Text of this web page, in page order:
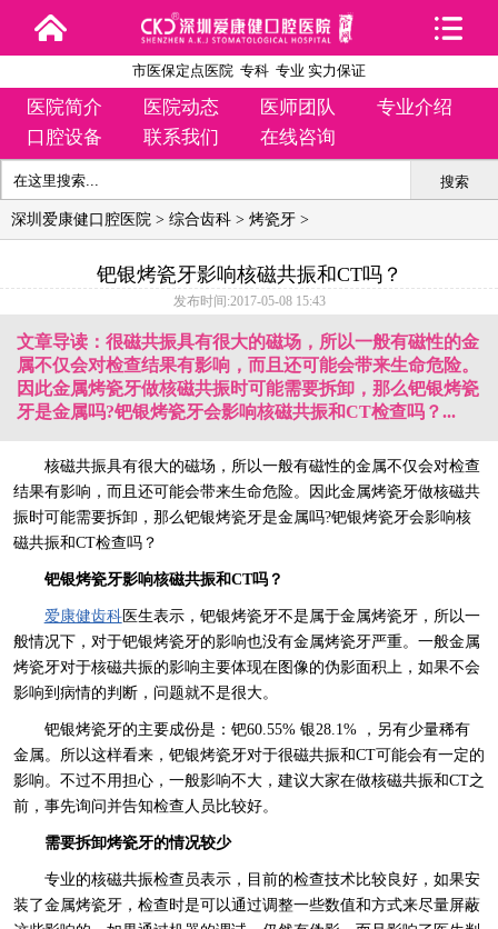
市医保定点医院 专科 专业 实力保证
医院简介 医院动态 医师团队
专业介绍
口腔设备
联系我们 在线咨询
搜索
深圳爱康健口腔医院 > 综合齿科 > 烤瓷牙 >
钯银烤瓷牙影响核磁共振和CT吗？
发布时间:2017-05-08 15:43
文章导读：很磁共振具有很大的磁场，所以一般有磁性的金
属不仅会对检查结果有影响，而且还可能会带来生命危险。
因此金属烤瓷牙做核磁共振时可能需要拆卸，那么钯银烤瓷
牙是金属吗?钯银烤瓷牙会影响核磁共振和CT检查吗？...
核磁共振具有很大的磁场，所以一般有磁性的金属不仅会对检查
结果有影响，而且还可能会带来生命危险。因此金属烤瓷牙做核磁共
振时可能需要拆卸，那么钯银烤瓷牙是金属吗?钯银烤瓷牙会影响核
磁共振和CT检查吗？
钯银烤瓷牙影响核磁共振和CT吗？
爱康健齿科医生表示，钯银烤瓷牙不是属于金属烤瓷牙，所以一
般情况下，对于钯银烤瓷牙的影响也没有金属烤瓷牙严重。一般金属
烤瓷牙对于核磁共振的影响主要体现在图像的伪影面积上，如果不会
影响到病情的判断，问题就不是很大。
钯银烤瓷牙的主要成份是：钯60.55% 银28.1% ，另有少量稀有
金属。所以这样看来，钯银烤瓷牙对于很磁共振和CT可能会有一定的
影响。不过不用担心，一般影响不大，建议大家在做核磁共振和CT之
前，事先询问并告知检查人员比较好。
需要拆卸烤瓷牙的情况较少
专业的核磁共振检查员表示，目前的检查技术比较良好，如果安
装了金属烤瓷牙，检查时是可以通过调整一些数值和方式来尽量屏蔽